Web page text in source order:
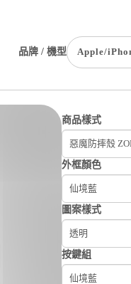
品牌 / 機型 Apple/
商品樣式
惡魔防摔殼
外框顏色
仙境藍
圖案樣式
透明
按鍵組
仙境藍